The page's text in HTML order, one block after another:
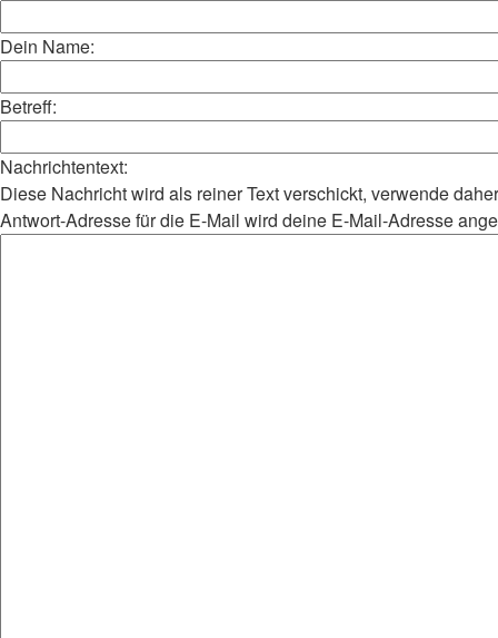
Dein Name:
Betreff:
Nachrichtentext:
Diese Nachricht wird als reiner Text verschickt, verwende
Antwort-Adresse für die E-Mail wird deine E-Mail-Adresse